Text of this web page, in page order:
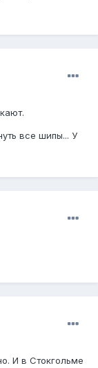
все шипы... У
И в Стокгольме